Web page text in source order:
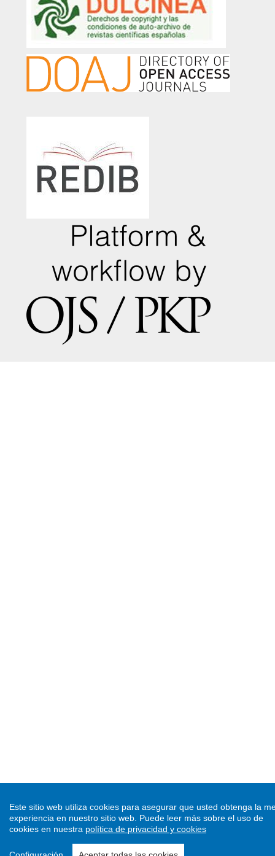
Este sitio web utiliza cookies para asegurar que usted obtenga la
experiencia en nuestro sitio web. Puede leer más sobre el uso de
cookies en nuestra política de privacidad y cookies